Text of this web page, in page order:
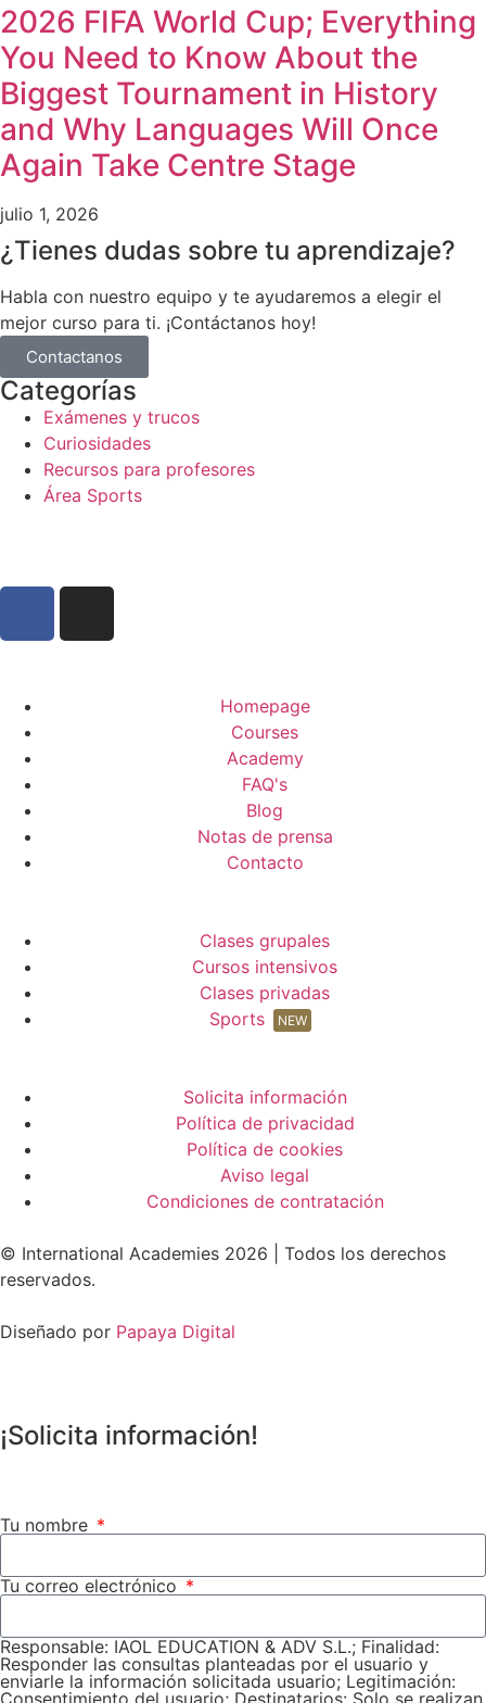
2026 FIFA World Cup; Everything
You Need to Know About the
Biggest Tournament in History
and Why Languages Will Once
Again Take Centre Stage
julio 1, 2026
¿Tienes dudas sobre tu aprendizaje?
Habla con nuestro equipo y te ayudaremos a elegir el
mejor curso para ti. ¡Contáctanos hoy!
Contactanos
Categorías
Exámenes y trucos
Curiosidades
Recursos para profesores
Área Sports
Homepage
Courses
Academy
FAQ's
Blog
Notas de prensa
Contacto
Clases grupales
Cursos intensivos
Clases privadas
Sports
NEW
Solicita información
Política de privacidad
Política de cookies
Aviso legal
Condiciones de contratación
© International Academies 2026 | Todos los derechos
reservados.
Diseñado por Papaya Digital
¡Solicita información!
Tu nombre
Tu correo electrónico
Responsable: IAOL EDUCATION & ADV S.L.; Finalidad:
Responder las consultas planteadas por el usuario y
enviarle la información solicitada usuario; Legitimación:
Consentimiento del usuario; Destinatarios: Solo se realizan